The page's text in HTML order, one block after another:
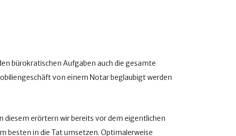
bürokratischen Aufgaben auch die gesamte
von einem Notar beglaubigt werden
diesem erörtern wir bereits vor dem eigentlichen
besten in die Tat umsetzen. Optimalerweise